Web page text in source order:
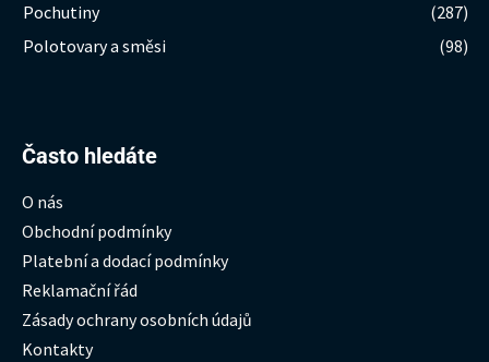
Pochutiny
(287)
Polotovary a směsi
(98)
Často hledáte
O nás
Obchodní podmínky
Platební a dodací podmínky
Reklamační řád
Zásady ochrany osobních údajů
Kontakty
Hledat: